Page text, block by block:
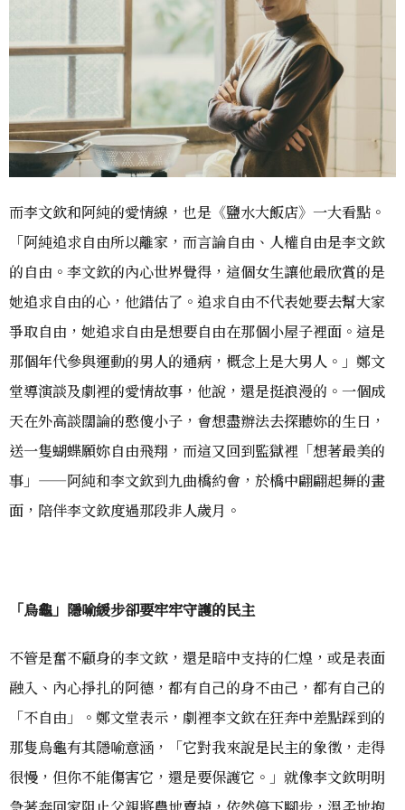
而李文欽和阿純的愛情線，也是《鹽水大飯店》一大看點。
「阿純追求自由所以離家，而言論自由、人權自由是李文欽
的自由。李文欽的內心世界覺得，這個女生讓他最欣賞的是
她追求自由的心，他錯估了。追求自由不代表她要去幫大家
爭取自由，她追求自由是想要自由在那個小屋子裡面。這是
那個年代參與運動的男人的通病，概念上是大男人。」鄭文
堂導演談及劇裡的愛情故事，他說，還是挺浪漫的。一個成
天在外高談闊論的憨傻小子，會想盡辦法去探聽妳的生日，
送一隻蝴蝶願妳自由飛翔，而這又回到監獄裡「想著最美的
事」——阿純和李文欽到九曲橋約會，於橋中翩翩起舞的畫
面，陪伴李文欽度過那段非人歲月。
「烏龜」隱喻緩步卻要牢牢守護的民主
不管是奮不顧身的李文欽，還是暗中支持的仁煌，或是表面
融入、內心掙扎的阿德，都有自己的身不由己，都有自己的
「不自由」。鄭文堂表示，劇裡李文欽在狂奔中差點踩到的
那隻烏龜有其隱喻意涵，「它對我來說是民主的象徵，走得
很慢，但你不能傷害它，還是要保護它。」就像李文欽明明